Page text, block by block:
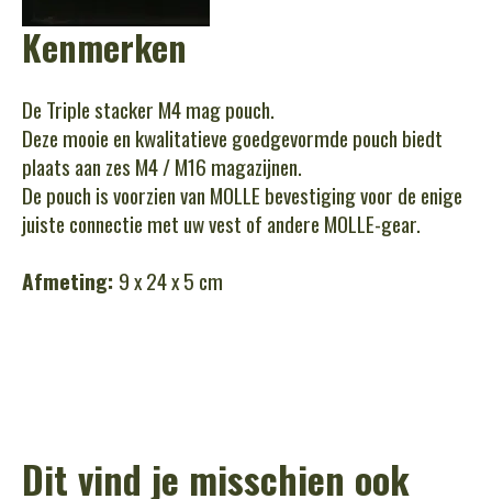
Kenmerken
De Triple stacker M4 mag pouch.
Deze mooie en kwalitatieve goedgevormde pouch biedt
plaats aan zes M4 / M16 magazijnen.
De pouch is voorzien van MOLLE bevestiging voor de enige
juiste connectie met uw vest of andere MOLLE-gear.
Afmeting: 9 x 24 x 5 cm
Dit vind je misschien ook